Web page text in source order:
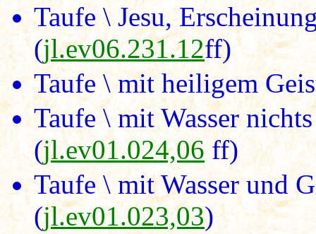
Taufe \ Jesu,
(jl.ev06.231.12ff)
Taufe \ mit heiligem
Taufe \ mit Wasser
(jl.ev01.024,06ff)
Taufe \ mit Wasser und
(jl.ev01.023,03)